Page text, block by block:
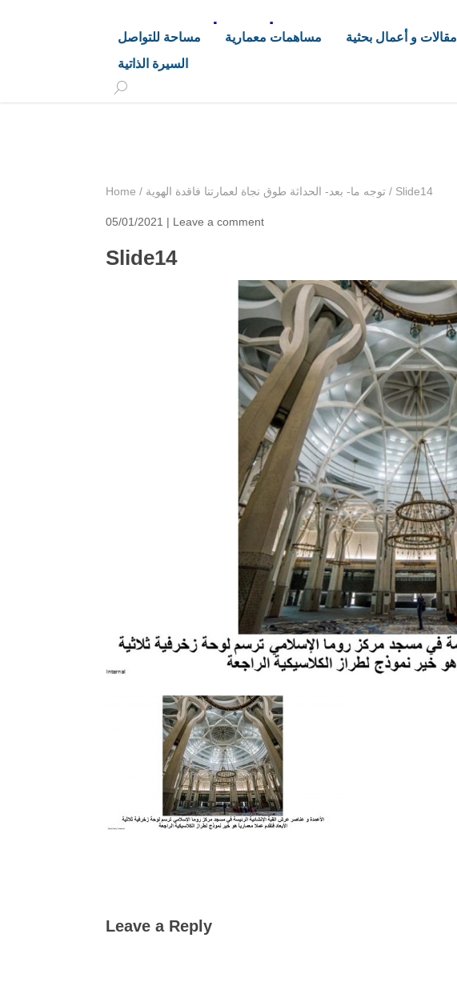
د. هاشم خليفة محجوب
مساحة للتواصل مساهمات معمارية مقالات و أعمال بحثية
السيرة الذاتية
Home / توجه ما- بعد- الحداثة طوق نجاة لعمارتنا فاقدة الهوية / Slide14
05/01/2021 | Leave a comment
Slide14
Leave a Reply